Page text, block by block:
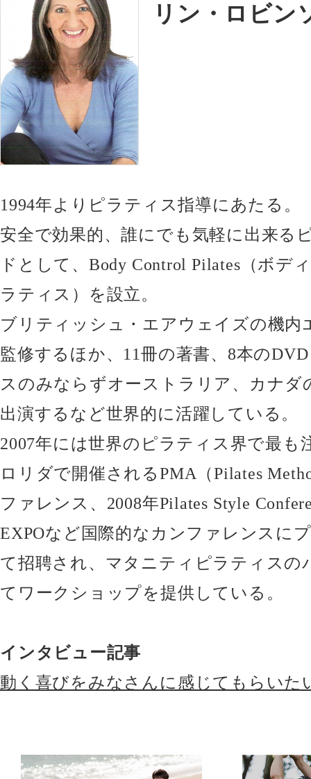
リン・ロビン
1994年よりピラティス指導にあたる。
安全で効果的、誰にでも気軽に出来る
ドとして、Body Control Pilates（ボデ
ラティス）を設立。
ブリティッシュ・エアウェイズの機内
監修するほか、11冊の著書、8本の
スのみならずオーストラリア、カナダ
出演するなど世界的に活躍している。
2007年には世界のピラティス界で最も
ロリダで開催されるPMA（Pilates
ファレンス、2008年Pilates Style
EXPOなど国際的なカンファレンスに
て招聘され、マタニティピラティスの
てワークショップを提供している。
インタビュー記事
動く喜びをみなさんに感じてもらいた